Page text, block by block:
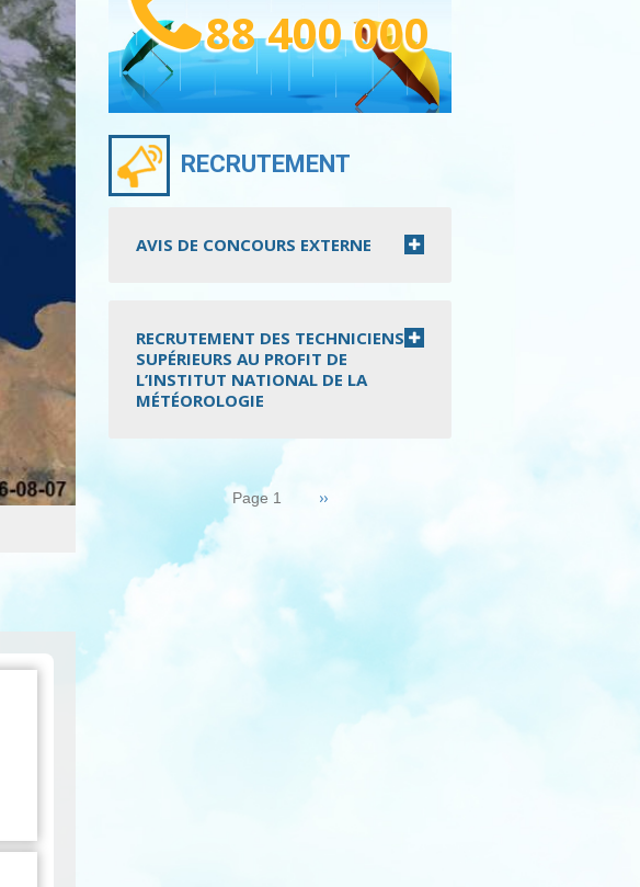
88 400 000
RECRUTEMENT
AVIS DE CONCOURS EXTERNE
RECRUTEMENT DES TECHNICIENS
SUPÉRIEURS AU PROFIT DE
L’INSTITUT NATIONAL DE LA
MÉTÉOROLOGIE
Page 1 Page
››